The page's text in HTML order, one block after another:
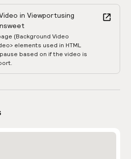
in Viewportusing
(Background Video
elements used in HTML
based on if the video is